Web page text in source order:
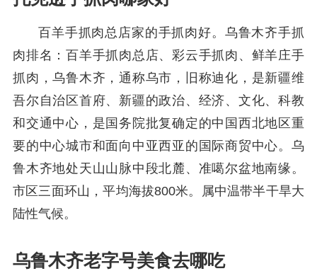
百羊手抓肉总店家的手抓肉好。乌鲁木齐手抓
肉排名：百羊手抓肉总店、彩云手抓肉、鲜羊庄手
抓肉，乌鲁木齐，通称乌市，旧称迪化，是新疆维
吾尔自治区首府、新疆的政治、经济、文化、科教
和交通中心，是国务院批复确定的中国西北地区重
要的中心城市和面向中亚西亚的国际商贸中心。乌
鲁木齐地处天山山脉中段北麓、准噶尔盆地南缘。
市区三面环山，平均海拔800米。属中温带半干旱大
陆性气候。
乌鲁木齐老字号美食去哪吃